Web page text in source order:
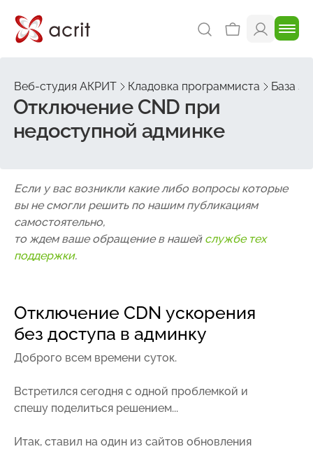
Веб-студия АКРИТ Кладовка программиста База
Отключение CND при
недоступной админке
Если у вас возникли какие либо вопросы которые
вы не смогли решить по нашим публикациям
самостоятельно,
то ждем ваше обращение в нашей службе тех
поддержки.
Отключение CDN ускорения
без доступа в админку
Доброго всем времени суток.
Встретился сегодня с одной проблемкой и
спешу поделиться решением...
Итак, ставил на один из сайтов обновления